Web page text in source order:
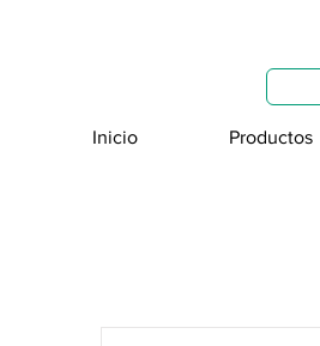
Inicio Productos